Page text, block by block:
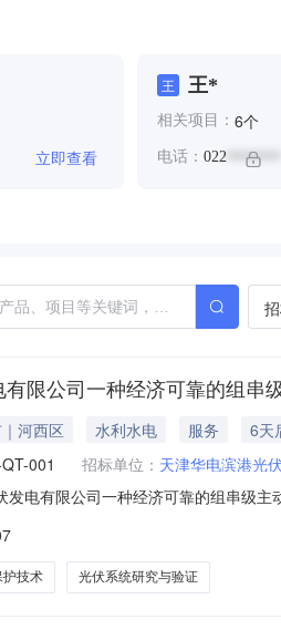
立即查看
王 王*
相关项目： 6个
电话： 022*******
限公司一种经济可靠的组
河西区 水利水电 服务
6天
001 招标单位： 天津华电滨港光
发电有限公司一种经济可靠的组串级
已具备招标条件，现进行公开招标。
护技术 光伏系统研究与验证